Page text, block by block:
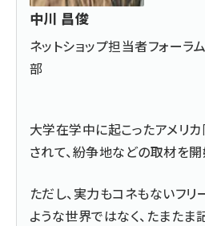
中川 昌俊
ネットショップ担当者フォーラ
部
大学在学中に起こったアメリ
されて、紛争地などの取材を開
ただし、実力もコネもないフリ
ような世界ではなく、たまた